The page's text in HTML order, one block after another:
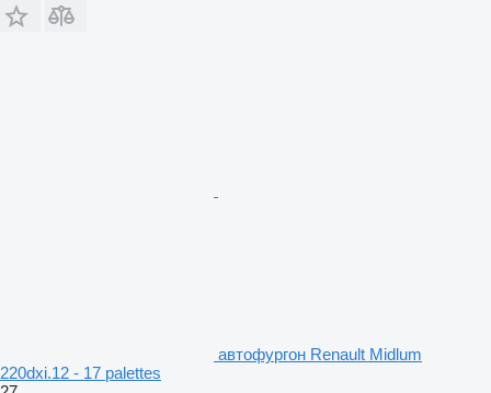
автофургон Renault Midlum
220dxi.12 - 17 palettes